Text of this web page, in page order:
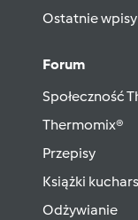
Ostatnie wpisy
Forum
Społeczność
Thermomix®
Przepisy
Książki
Odżywianie